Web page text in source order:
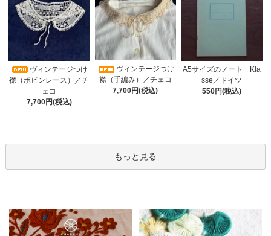
ヴィンテージつけ
襟（ボビンレース）／チ
ェコ
7,700円(税込)
ヴィンテージつけ
襟（手編み）／チェコ
7,700円(税込)
A5サイズのノート Kla
sse／ドイツ
550円(税込)
もっと見る